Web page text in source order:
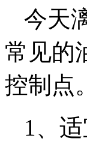
今天
常见的
控制点。
1、